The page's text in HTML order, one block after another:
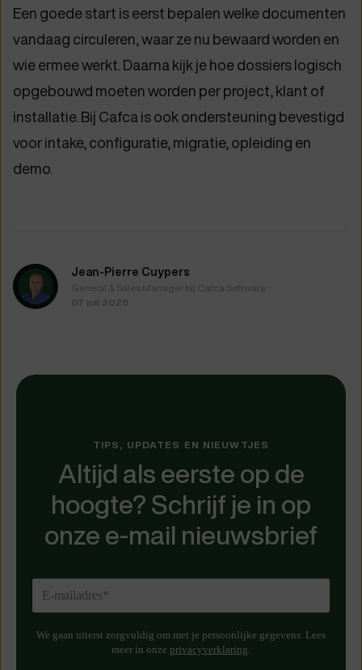
Een goede start is eerst bepalen welke documenten
vandaag circuleren, waar ze nu bewaard worden en
wie ermee werkt. Daarna kijk je hoe dossiers logisch
opgebouwd moeten worden per project, klant of
installatie. Bij Cafca is ook ondersteuning bevestigd
voor intake, configuratie, migratie, opleiding en
demo.
Jean-Pierre Cuypers
General & Sales Manager bij Cafca Software
07 juli 2026
TIPS, UPDATES EN NIEUWTJES
Altijd als eerste op de
hoogte? Schrijf je in op
onze e-mail nieuwsbrief
We gaan uiterst zorgvuldig om met je persoonlijke gegevens. Lees
meer in onze privacyverklaring.